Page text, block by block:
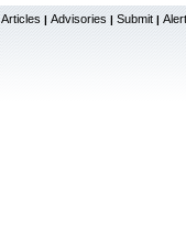
Articles | Advisories | Submit |